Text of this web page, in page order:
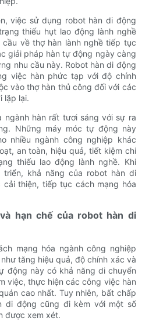
việc sử dụng robot hàn di động
thiếu hụt lao động lành nghề
cầu về thợ hàn lành nghề tiếp tục
giải pháp hàn tự động ngày càng
nhu cầu này. Robot hàn di động
việc hàn phức tạp với độ chính
vào thợ hàn thủ công đối với các
lặp lại.
ngành hàn rất tươi sáng với sự ra
Những máy móc tự động này
nhiều ngành công nghiệp khác
an toàn, hiệu quả, tiết kiệm chi
thiếu lao động lành nghề. Khi
khả năng của robot hàn di
thiện, tiếp tục cách mạng hóa
hạn chế của robot hàn di
mạng hóa ngành công nghiệp
tăng hiệu quả, độ chính xác và
động này có khả năng di chuyển
việc, thực hiện các công việc hàn
cao nhất. Tuy nhiên, bất chấp
di động cũng đi kèm với một số
được xem xét.